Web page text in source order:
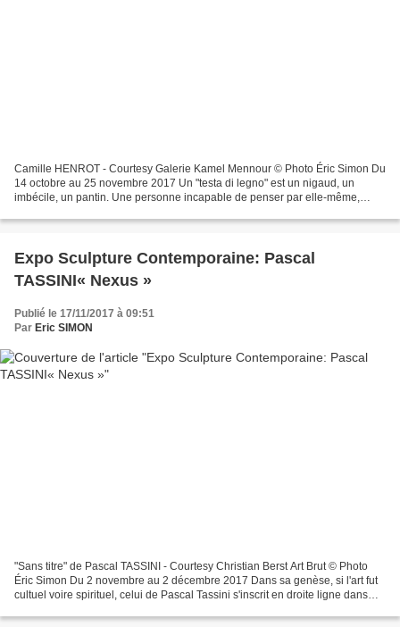
Camille HENROT - Courtesy Galerie Kamel Mennour © Photo Éric Simon Du
14 octobre au 25 novembre 2017 Un "testa di legno" est un nigaud, un
imbécile, un pantin. Une personne incapable de penser par elle-même,
Expo Sculpture Contemporaine: Pascal
TASSINI« Nexus »
Publié le 17/11/2017 à 09:51
Par Eric SIMON
"Sans titre" de Pascal TASSINI - Courtesy Christian Berst Art Brut © Photo
Éric Simon Du 2 novembre au 2 décembre 2017 Dans sa genèse, si l'art fut
cultuel voire spirituel, celui de Pascal Tassini s'inscrit en droite ligne dans